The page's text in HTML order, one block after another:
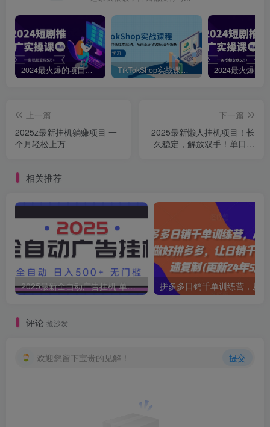
2024最火爆的项目短剧推广实操课，一条视频变现5万+【附软件工具】 TikTokShop实战课程，手把手教你低成本启动，东南亚无货源玩法全解析
上一篇
2025z最新挂机躺赚项目 一
个月轻松上万
下一篇
2025最新懒人挂机项目！长
久稳定，解放双手！单日收
相关推荐
2025最新全自动广告挂机 单机500+实操分享 小白可无脑操作
评论 抢沙发
欢迎您留下宝贵的见解！ 提交